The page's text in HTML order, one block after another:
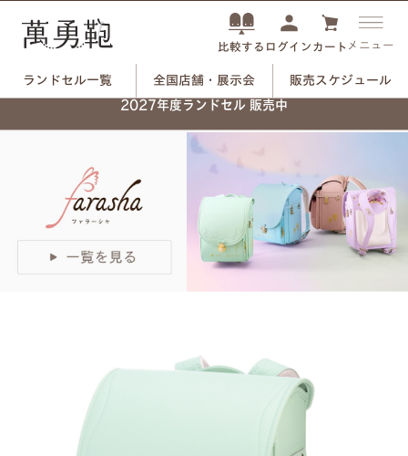
比較する ログイン カート メニュー
販売スケジュール
ランドセル一覧
全国店舗・展示会
2027年度ランドセル 販売中
ピンクゴールド×ハートのモチーフ